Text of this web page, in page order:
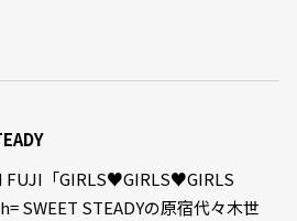
FUJI「GIRLS♥GIRLS♥GIRLS
SWEET STEADYの原宿代々木世